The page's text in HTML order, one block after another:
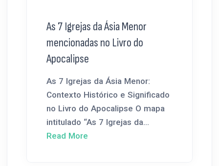
As 7 Igrejas da Ásia Menor
mencionadas no Livro do
Apocalipse
As 7 Igrejas da Ásia Menor:
Contexto Histórico e Significado
no Livro do Apocalipse O mapa
intitulado “As 7 Igrejas da...
Read More